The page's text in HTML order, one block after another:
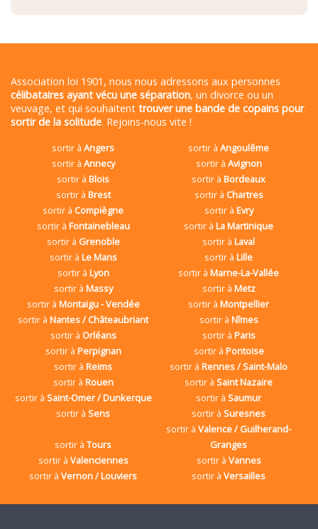
Association loi 1901, nous nous adressons aux personnes
célibataires ayant vécu une séparation, un divorce ou un
veuvage, et qui souhaitent trouver une bande de copains pour
sortir de la solitude. Rejoins-nous vite !
sortir àAngers sortir àAngoulême
sortir à Annecy sortir à Avignon
sortir àBlois sortir àBordeaux
sortir à Brest sortir à Chartres
sortir à Compiègne sortir à Evry
sortir à Fontainebleau sortir àLa Martinique
sortir à Grenoble sortir àLaval
sortir à Le Mans sortir àLille
sortir à Lyon sortir àMarne-La-Vallée
sortir à Massy sortir à Metz
sortir à Montaigu - Vendée sortir àMontpellier
sortir àNantes / Châteaubriant sortir à Nîmes
sortir à Orléans sortir à Paris
sortir à Perpignan sortir à Pontoise
sortir àReims sortir àRennes / Saint-Malo
sortir à Rouen sortir àSaint Nazaire
sortir à Saint-Omer / Dunkerque sortir àSaumur
sortir àSens sortir àSuresnes
sortir àTours
sortir àValence / Guilherand-
Granges
sortir à Valenciennes sortir à Vannes
sortir àVernon / Louviers sortir àVersailles